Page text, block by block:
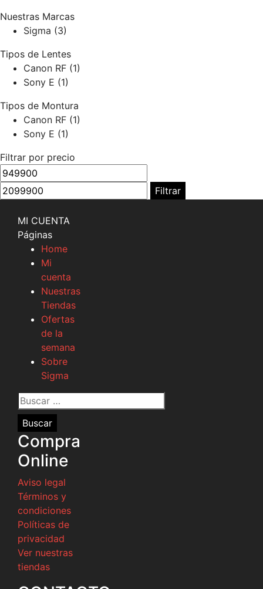
Nuestras Marcas
Sigma (3)
Tipos de Lentes
Canon RF (1)
Sony E (1)
Tipos de Montura
Canon RF (1)
Sony E (1)
Filtrar por precio
Precio
mínimo
máximo
Filtrar
MI CUENTA
Páginas
Home
Mi
cuenta
Nuestras
Tiendas
Ofertas
de la
semana
Sobre
Sigma
Buscar
por:
Compra
Online
Aviso legal
Términos y
condiciones
Políticas de
privacidad
Ver nuestras
tiendas